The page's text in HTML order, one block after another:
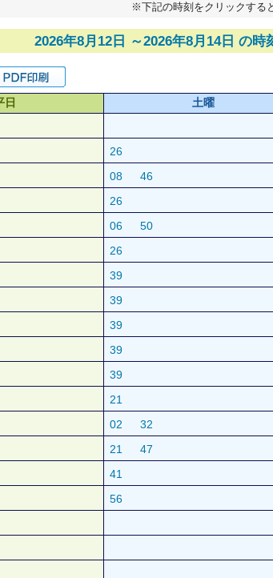
※下記の時刻をクリックする
2026年8月12日 ～2026年8月14日 の時
日 土曜
26
08 46
26
06 50
26
39
39
39
39
39
21
02 32
21 47
41
56